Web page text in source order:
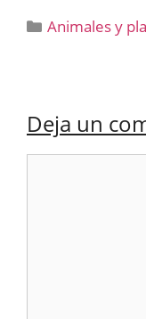
Categorías
Animales y
Deja un